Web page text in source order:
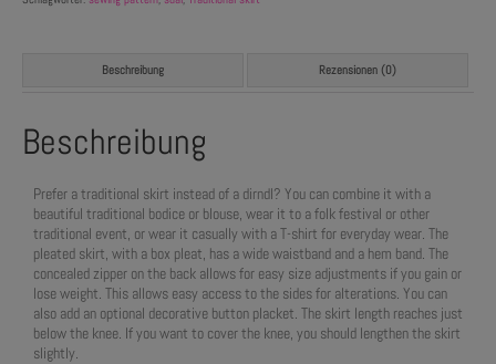
Beschreibung Rezensionen (0)
Beschreibung
Prefer a traditional skirt instead of a dirndl? You can combine it with a
beautiful traditional bodice or blouse, wear it to a folk festival or other
traditional event, or wear it casually with a T-shirt for everyday wear. The
pleated skirt, with a box pleat, has a wide waistband and a hem band. The
concealed zipper on the back allows for easy size adjustments if you gain or
lose weight. This allows easy access to the sides for alterations. You can
also add an optional decorative button placket. The skirt length reaches just
below the knee. If you want to cover the knee, you should lengthen the skirt
slightly.